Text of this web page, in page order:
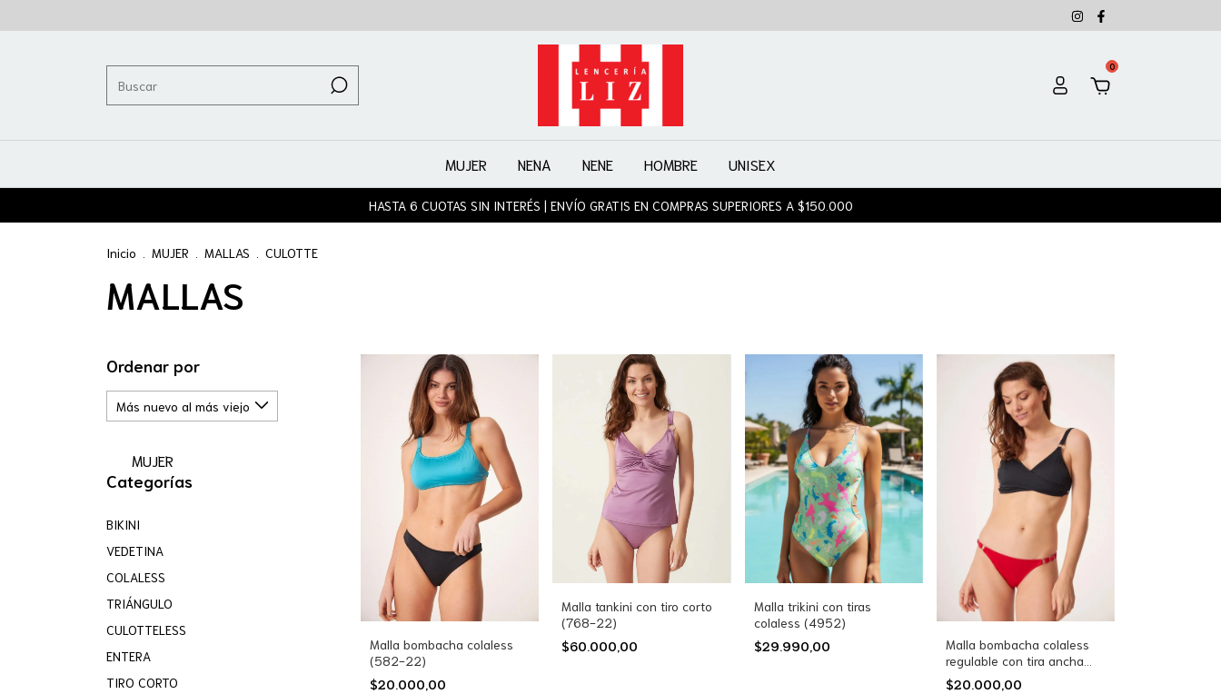
0
MUJER NENA NENE HOMBRE UNISEX
HASTA 6 CUOTAS SIN INTERÉS | ENVÍO GRATIS EN COMPRAS SUPERIORES A $150.000
Inicio MUJER MALLAS CULOTTE
MALLAS
Ordenar por
MUJER
Categorías
BIKINI
VEDETINA
COLALESS
TRIÁNGULO
CULOTTELESS
ENTERA
TIRO CORTO
Malla bombacha colaless
(582-22)
$20.000,00
Malla tankini con tiro corto
(768-22)
$60.000,00
Malla trikini con tiras
colaless (4952)
$29.990,00
Malla bombacha colaless
regulable con tira ancha
(782-22)
$20.000,00